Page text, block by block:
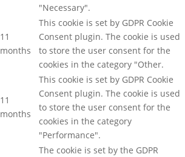
"Necessary".
11
months
This cookie is set by GDPR Cookie
Consent plugin. The cookie is used
to store the user consent for the
cookies in the category "Other.
11
months
This cookie is set by GDPR Cookie
Consent plugin. The cookie is used
to store the user consent for the
cookies in the category
"Performance".
The cookie is set by the GDPR